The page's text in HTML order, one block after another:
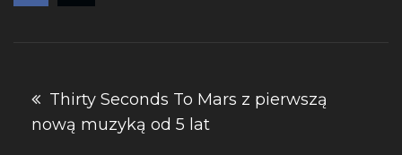
Nawigacja
wpisu
Thirty Seconds To Mars z pierwszą
nową muzyką od 5 lat